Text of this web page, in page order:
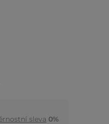
sleva 0%